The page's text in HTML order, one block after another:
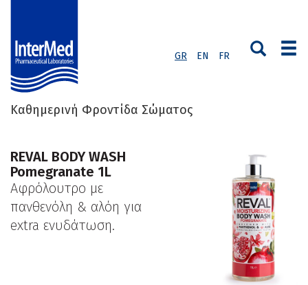
GR EN FR
Καθημερινή Φροντίδα Σώματος
REVAL BODY WASH
Pomegranate 1L
Αφρόλουτρο με
πανθενόλη & αλόη για
extra ενυδάτωση.